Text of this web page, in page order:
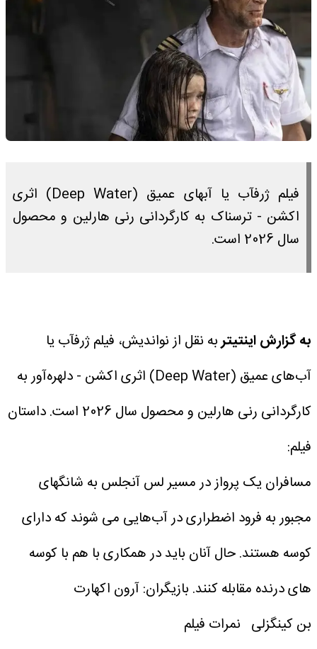
فیلم ژرفآب یا آبهای عمیق (Deep Water) اثری
اکشن - ترسناک به کارگردانی رنی هارلین و محصول
سال 2026 است.
به گزارش اینتیتربه نقل از نواندیش، فیلم ژرفآب یا
آب‌های عمیق (Deep Water) اثری اکشن - دلهره‌آور به
کارگردانی رنی هارلین و محصول سال 2026 است.
داستان
فیلم:
مسافران یک پرواز در مسیر لس آنجلس به شانگهای
مجبور به فرود اضطراری در آب‌هایی می شوند که دارای
کوسه هستند. حال آنان باید در همکاری با هم با کوسه
های درنده مقابله کنند. بازیگران:آرون اکهارت
بن کینگزلی نمرات فیلم